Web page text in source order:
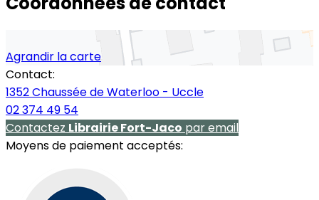
Agrandir la carte
Contact:
1352 Chaussée de Waterloo - Uccle
02 374 49 54
Contactez Librairie Fort-Jaco par email
Moyens de paiement acceptés: